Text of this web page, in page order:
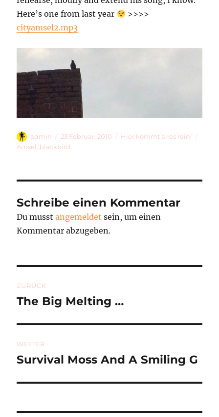
Here’s one from last year
>>>>
cityamsel2.mp3
Autor
admin
Veröffentlicht
am
23 Februar, 2010 Kategorien
Hier kommt alles rein!
Amsel, blackbird
Schreibe einen Kommentar
Du musstangemeldet sein, um einen
Kommentar abzugeben.
ZURÜCK
Vorheriger
The Big Melting …
WEITER
Nächster
Survival Moss And A Smiling G